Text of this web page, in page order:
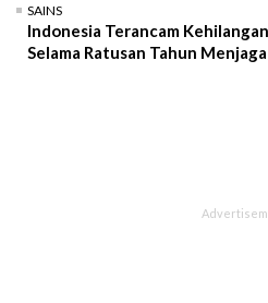
SAINS
Indonesia Terancam
Selama Ratusan Tahun